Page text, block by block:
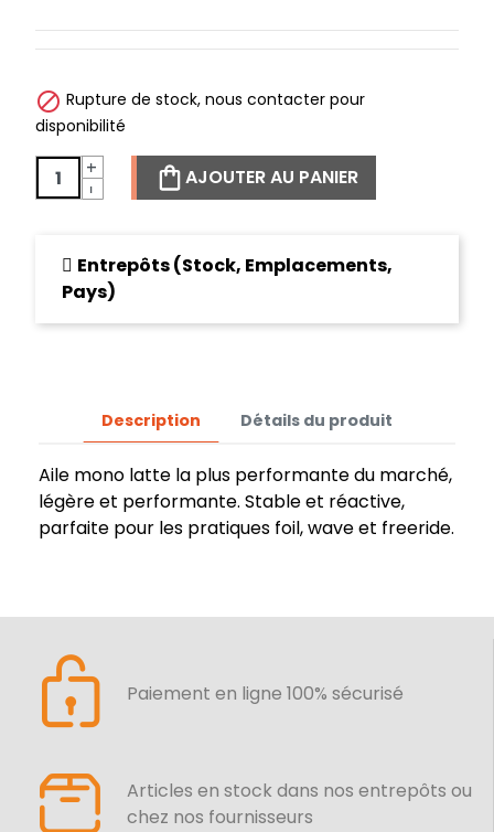
 Rupture de stock, nous contacter pour
disponibilité
-
+ AJOUTER AU PANIER
Entrepôts (Stock, Emplacements,
Pays)
Description Détails du produit
Aile mono latte la plus performante du marché,
légère et performante. Stable et réactive,
parfaite pour les pratiques foil, wave et freeride.
Paiement en ligne 100% sécurisé
Articles en stock dans nos entrepôts ou
chez nos fournisseurs